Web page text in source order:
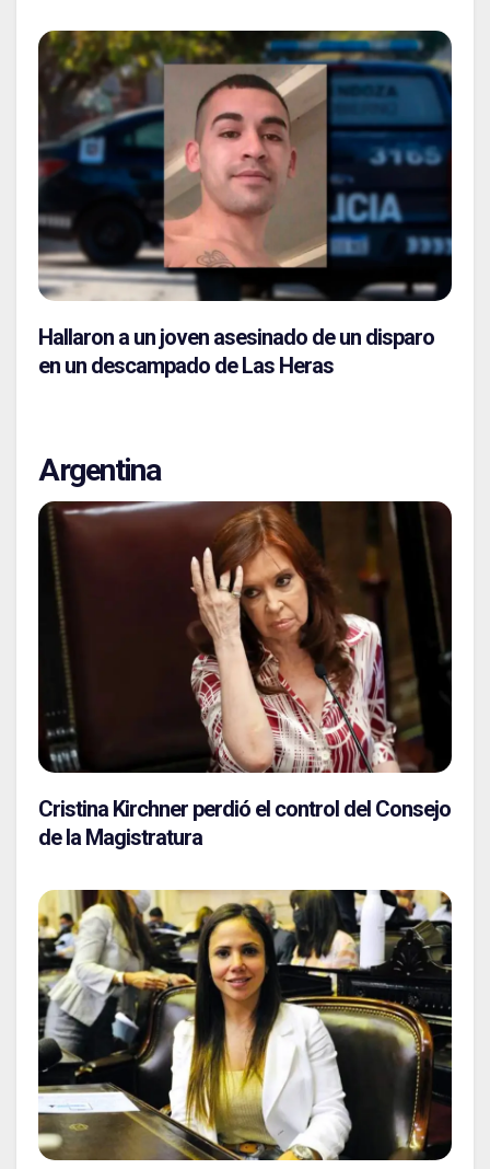
Hallaron a un joven asesinado de un disparo
en un descampado de Las Heras
Argentina
Cristina Kirchner perdió el control del Consejo
de la Magistratura